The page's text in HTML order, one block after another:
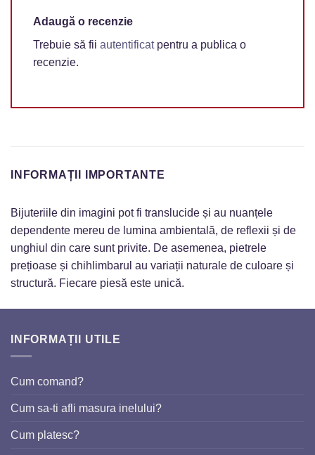
Adaugă o recenzie
Trebuie să fii autentificatpentru a publica o
recenzie.
INFORMAȚII IMPORTANTE
Bijuteriile din imagini pot fi translucide și au nuanțele
dependente mereu de lumina ambientală, de reflexii și de
unghiul din care sunt privite. De asemenea, pietrele
prețioase și chihlimbarul au variații naturale de culoare și
structură. Fiecare piesă este unică.
INFORMAȚII UTILE
Cum comand?
Cum sa-ti afli masura inelului?
Cum platesc?